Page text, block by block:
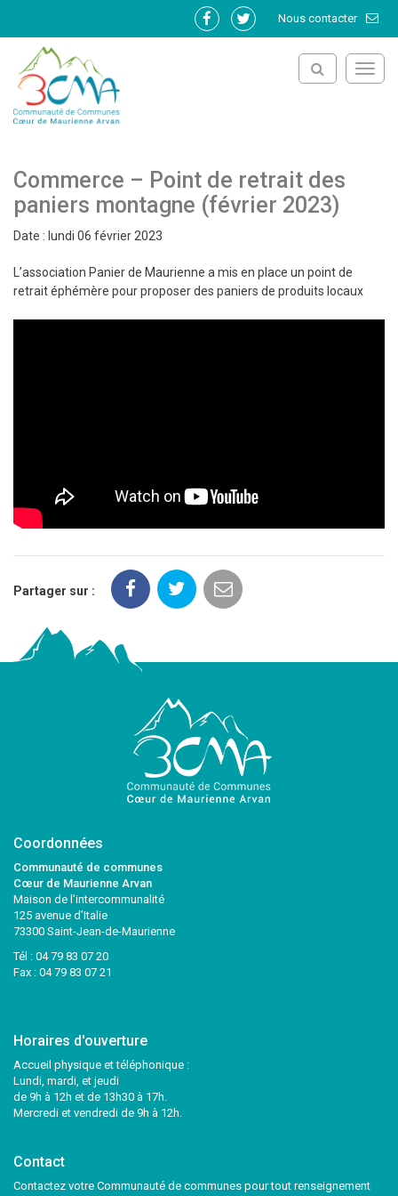
Nous contacter
Lien
Lien
Commerce – Point de retrait des
paniers montagne (février 2023)
Date : lundi 06 février 2023
L’association Panier de Maurienne a mis en place un point de
retrait éphémère pour proposer des paniers de produits locaux
Partager sur :
Coordonnées
Communauté de communes
Cœur de Maurienne Arvan
Maison de l’intercommunalité
125 avenue d’Italie
73300 Saint-Jean-de-Maurienne
Tél : 04 79 83 07 20
Fax : 04 79 83 07 21
Horaires d'ouverture
Accueil physique et téléphonique :
Lundi, mardi, et jeudi
de 9h à 12h et de 13h30 à 17h.
Mercredi et vendredi de 9h à 12h.
Contact
Contactez votre Communauté de communes pour tout renseignement